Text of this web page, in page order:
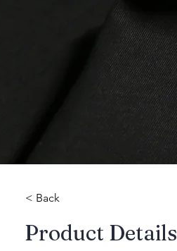
< Back
​Product Details